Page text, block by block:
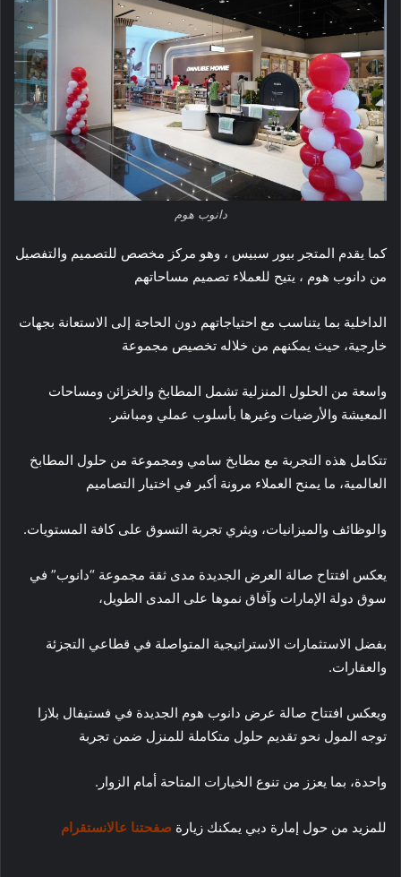
دانوب هوم
كما يقدم المتجر بيور سبيس ، وهو مركز مخصص للتصميم والتفصيل
من دانوب هوم ، يتيح للعملاء تصميم مساحاتهم
الداخلية بما يتناسب مع احتياجاتهم دون الحاجة إلى الاستعانة بجهات
خارجية، حيث يمكنهم من خلاله تخصيص مجموعة
واسعة من الحلول المنزلية تشمل المطابخ والخزائن ومساحات
المعيشة والأرضيات وغيرها بأسلوب عملي ومباشر.
تتكامل هذه التجربة مع مطابخ سامي ومجموعة من حلول المطابخ
العالمية، ما يمنح العملاء مرونة أكبر في اختيار التصاميم
والوظائف والميزانيات، ويثري تجربة التسوق على كافة المستويات.
يعكس افتتاح صالة العرض الجديدة مدى ثقة مجموعة “دانوب” في
سوق دولة الإمارات وآفاق نموها على المدى الطويل،
بفضل الاستثمارات الاستراتيجية المتواصلة في قطاعي التجزئة
والعقارات.
ويعكس افتتاح صالة عرض دانوب هوم الجديدة في فستيفال بلازا
توجه المول نحو تقديم حلول متكاملة للمنزل ضمن تجربة
واحدة، بما يعزز من تنوع الخيارات المتاحة أمام الزوار.
للمزيد من حول إمارة دبي يمكنك زيارة صفحتنا عالانستقرام